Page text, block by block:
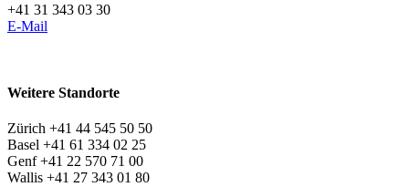
+41 31 343 03 30
E-Mail
Weitere Standorte
Zürich +41 44 545 50 50
Basel +41 61 334 02 25
Genf +41 22 570 71 00
Wallis +41 27 343 01 80